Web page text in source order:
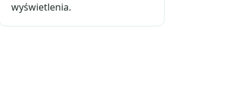
wyświetlenia.